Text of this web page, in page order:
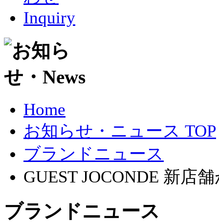
Home
お知らせ・ニュース TOP
ブランドニュース
GUEST JOCONDE 新店
ブランドニュース